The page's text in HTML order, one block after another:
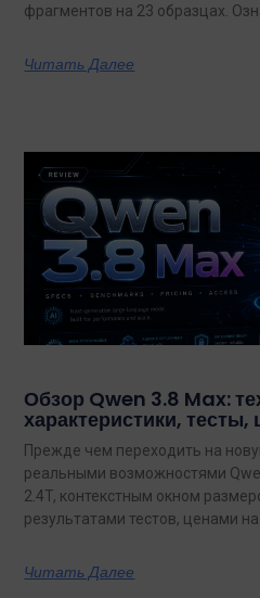
фрагментов на 23 образцах.
Читать Далее
Обзор Qwen 3.8 Max:
характеристики,
Прежде чем переходить на
реальными возможностями
2.4T, контекстным окном
результатами тестов, ценами
Читать Далее